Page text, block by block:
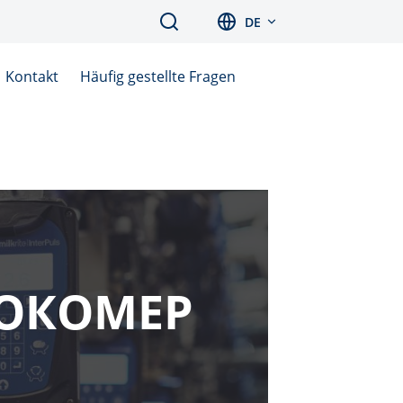
Search DE
Kontakt Häufig gestellte Fragen